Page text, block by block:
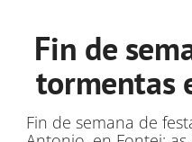
Fin de
tormentas
Fin de semana de